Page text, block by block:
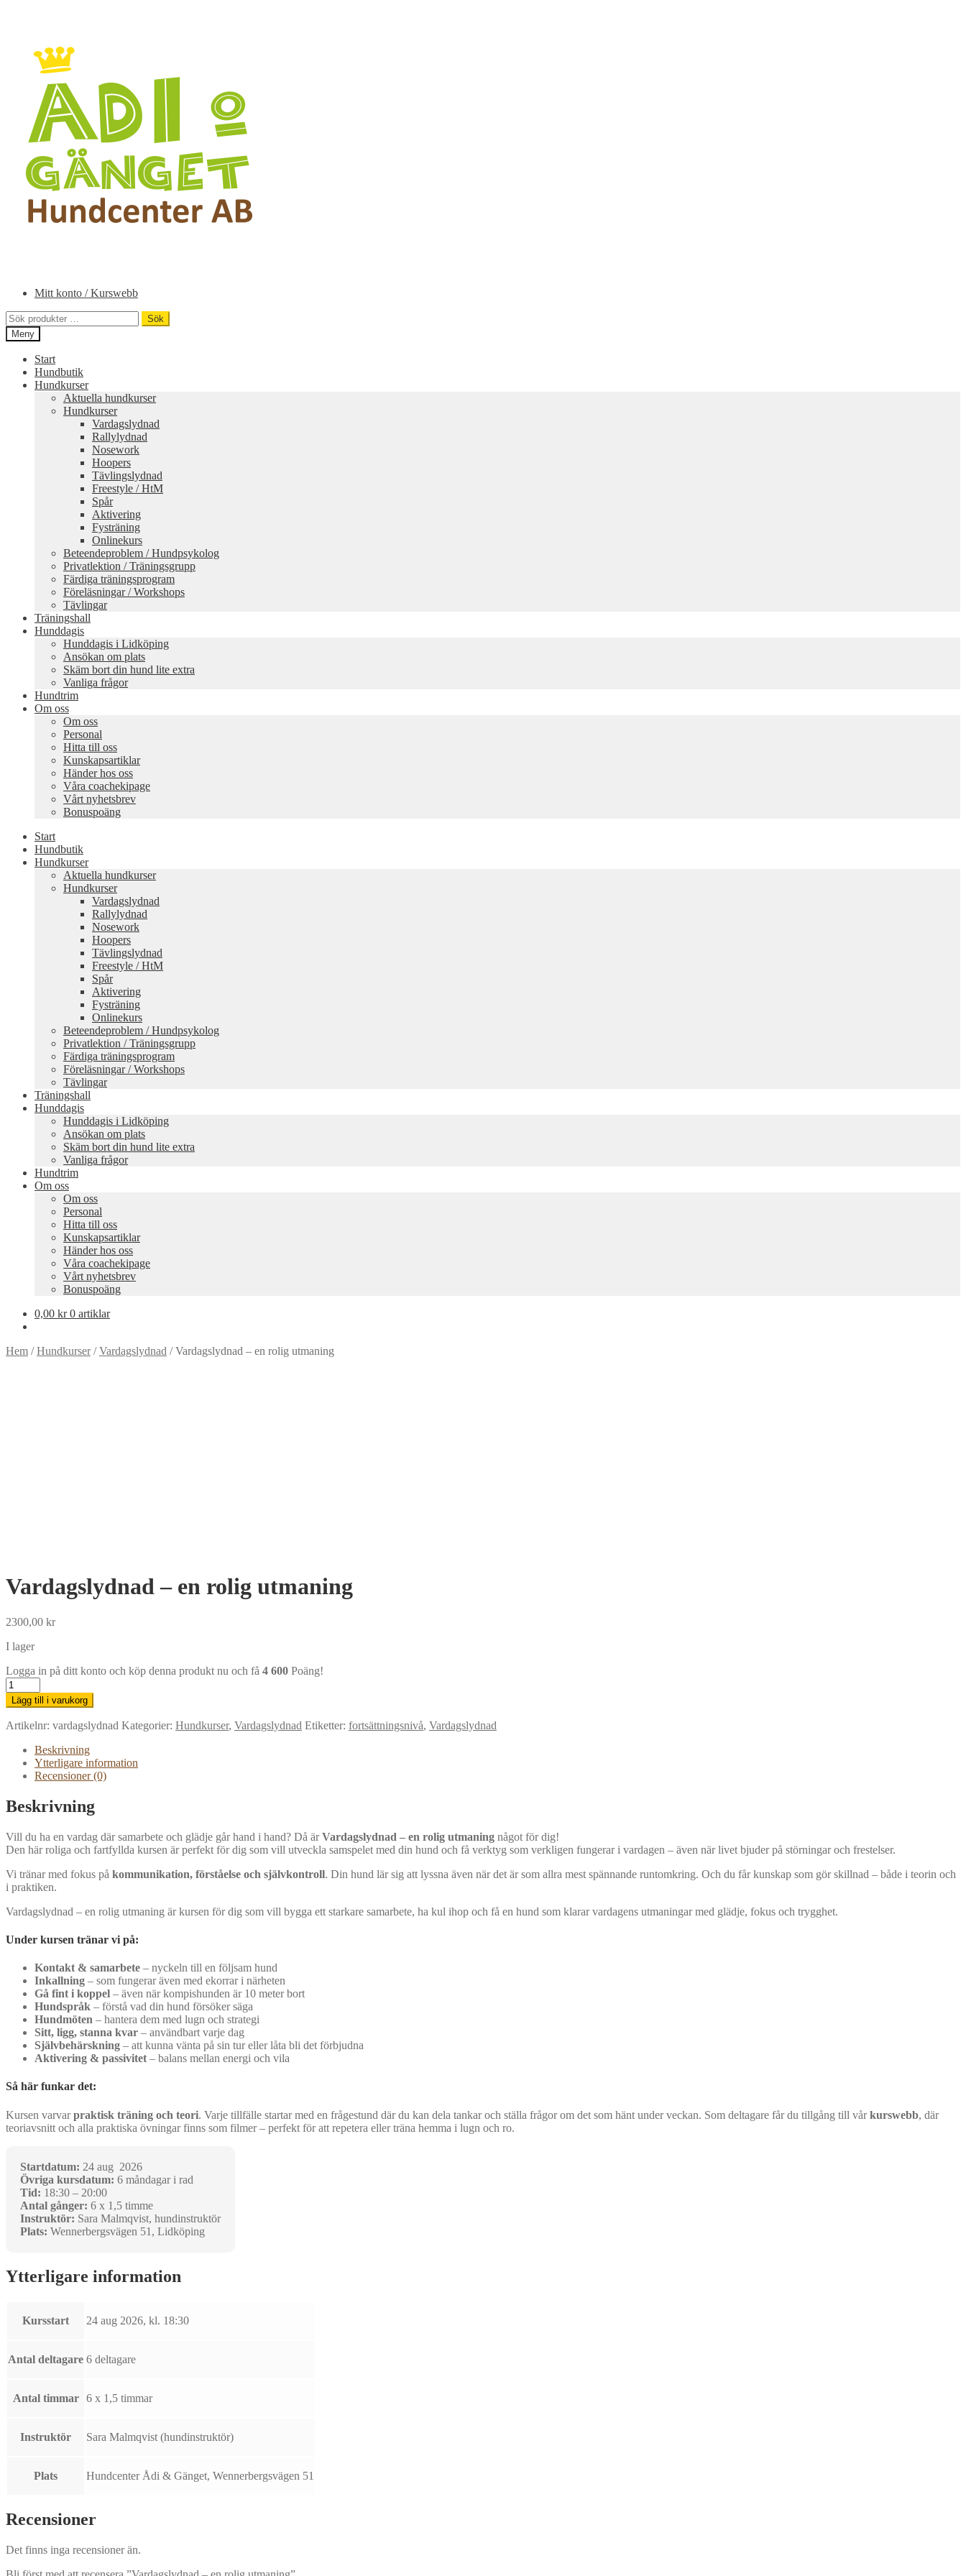
Mitt konto / Kurswebb
Sök
efter:
Sök
Meny
Start
Hundbutik
Hundkurser
Aktuella hundkurser
Hundkurser
Vardagslydnad
Rallylydnad
Nosework
Hoopers
Tävlingslydnad
Freestyle / HtM
Spår
Aktivering
Fysträning
Onlinekurs
Beteendeproblem / Hundpsykolog
Privatlektion / Träningsgrupp
Färdiga träningsprogram
Föreläsningar / Workshops
Tävlingar
Träningshall
Hunddagis
Hunddagis i Lidköping
Ansökan om plats
Skäm bort din hund lite extra
Vanliga frågor
Hundtrim
Om oss
Om oss
Personal
Hitta till oss
Kunskapsartiklar
Händer hos oss
Våra coachekipage
Vårt nyhetsbrev
Bonuspoäng
Start
Hundbutik
Hundkurser
Aktuella hundkurser
Hundkurser
Vardagslydnad
Rallylydnad
Nosework
Hoopers
Tävlingslydnad
Freestyle / HtM
Spår
Aktivering
Fysträning
Onlinekurs
Beteendeproblem / Hundpsykolog
Privatlektion / Träningsgrupp
Färdiga träningsprogram
Föreläsningar / Workshops
Tävlingar
Träningshall
Hunddagis
Hunddagis i Lidköping
Ansökan om plats
Skäm bort din hund lite extra
Vanliga frågor
Hundtrim
Om oss
Om oss
Personal
Hitta till oss
Kunskapsartiklar
Händer hos oss
Våra coachekipage
Vårt nyhetsbrev
Bonuspoäng
0,00 kr 0 artiklar
Hem /Hundkurser/Vardagslydnad /Vardagslydnad – en rolig utmaning
Vardagslydnad – en rolig utmaning
2300,00 kr
I lager
Logga in på ditt konto och köp denna produkt nu och få 4 600 Poäng!
Vardagslydnad
-
en
rolig
mängd
Lägg till i varukorg
Artikelnr: vardagslydnad Kategorier: Hundkurser, Vardagslydnad Etiketter: fortsättningsnivå, Vardagslydnad
Beskrivning
Ytterligare information
Recensioner (0)
Beskrivning
Vill du ha en vardag där samarbete och glädje går hand i hand? Då ärVardagslydnad – en rolig utmaning något för dig!
Den här roliga och fartfyllda kursen är perfekt för dig som vill utveckla samspelet med din hund och få verktyg som verkligen fungerar i vardagen – även när livet bjuder på störningar och frestelser.
Vi tränar med fokus på kommunikation, förståelse och självkontroll. Din hund lär sig att lyssna även när det är som allra mest spännande runtomkring. Och du får kunskap som gör skillnad – både i teorin och
i praktiken.
Vardagslydnad – en rolig utmaning är kursen för dig som vill bygga ett starkare samarbete, ha kul ihop och få en hund som klarar vardagens utmaningar med glädje, fokus och trygghet.
Under kursen tränar vi på:
Kontakt & samarbete – nyckeln till en följsam hund
Inkallning – som fungerar även med ekorrar i närheten
Gå fint i koppel – även när kompishunden är 10 meter bort
Hundspråk – förstå vad din hund försöker säga
Hundmöten – hantera dem med lugn och strategi
Sitt, ligg, stanna kvar – användbart varje dag
Självbehärskning – att kunna vänta på sin tur eller låta bli det förbjudna
Aktivering & passivitet – balans mellan energi och vila
Så här funkar det:
Kursen varvarpraktisk träning och teori. Varje tillfälle startar med en frågestund där du kan dela tankar och ställa frågor om det som hänt under veckan. Som deltagare får du tillgång till vårkurswebb, där
teoriavsnitt och alla praktiska övningar finns som filmer – perfekt för att repetera eller träna hemma i lugn och ro.
Startdatum: 24 aug 2026
Övriga kursdatum: 6 måndagar i rad
Tid: 18:30 – 20:00
Antal gånger: 6 x 1,5 timme
Instruktör: Sara Malmqvist, hundinstruktör
Plats: Wennerbergsvägen 51, Lidköping
Ytterligare information
Kursstart 24 aug 2026, kl. 18:30
Antal deltagare 6 deltagare
Antal timmar 6 x 1,5 timmar
Instruktör Sara Malmqvist (hundinstruktör)
Plats Hundcenter Ådi & Gänget, Wennerbergsvägen 51
Recensioner
Det finns inga recensioner än.